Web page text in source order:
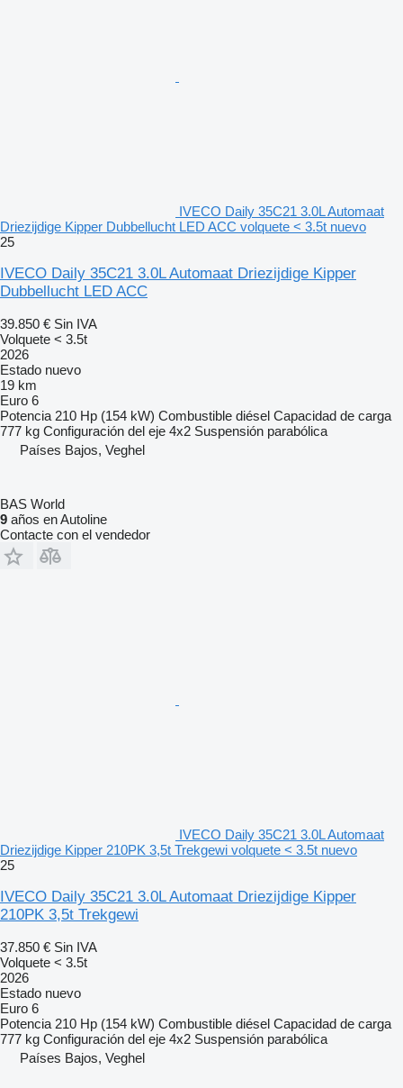
IVECO Daily 35C21 3.0L Automaat
Driezijdige Kipper Dubbellucht LED ACC volquete < 3.5t nuevo
25
IVECO Daily 35C21 3.0L Automaat Driezijdige Kipper
Dubbellucht LED ACC
39.850 € Sin IVA
Volquete < 3.5t
2026
Estado nuevo
19 km
Euro 6
Potencia 210 Hp (154 kW) Combustible diésel Capacidad de carga
777 kg Configuración del eje 4x2 Suspensión parabólica
Países Bajos, Veghel
BAS World
9 años en Autoline
Contacte con el vendedor
IVECO Daily 35C21 3.0L Automaat
Driezijdige Kipper 210PK 3,5t Trekgewi volquete < 3.5t nuevo
25
IVECO Daily 35C21 3.0L Automaat Driezijdige Kipper
210PK 3,5t Trekgewi
37.850 € Sin IVA
Volquete < 3.5t
2026
Estado nuevo
Euro 6
Potencia 210 Hp (154 kW) Combustible diésel Capacidad de carga
777 kg Configuración del eje 4x2 Suspensión parabólica
Países Bajos, Veghel